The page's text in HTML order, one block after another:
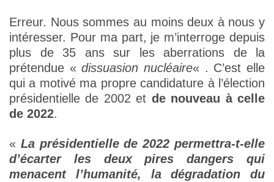
Erreur. Nous sommes au moins deux à nous y
intéresser. Pour ma part, je m’interroge depuis
plus de 35 ans sur les aberrations de la
prétendue «dissuasion nucléaire« . C’est elle
qui a motivé ma propre candidature à l’élection
présidentielle de 2002 et de nouveau à celle
de 2022.
« La présidentielle de 2022 permettra-t-elle
d’écarter les deux pires dangers qui
menacent l’humanité, la dégradation du